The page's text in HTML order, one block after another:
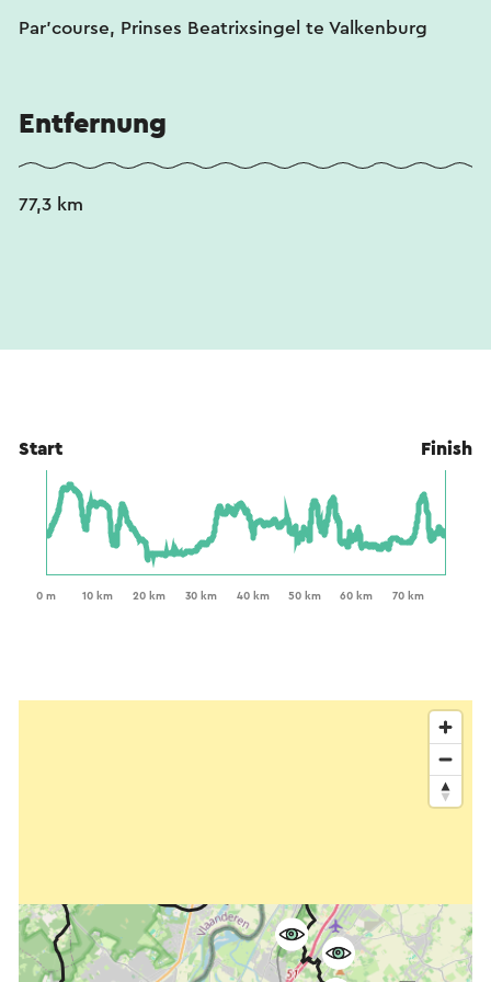
Par'course, Prinses Beatrixsingel te Valkenburg
Entfernung
77,3 km
Start Finish